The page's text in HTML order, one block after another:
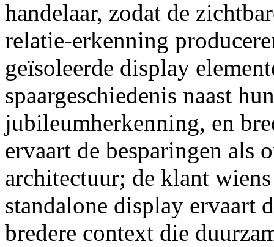
handelaar, zodat de
relatie-erkenning
geïsoleerde display
spaargeschiedenis naast
jubileumherkenning, en
ervaart de besparingen als
architectuur; de klant
standalone display ervaart
bredere context die